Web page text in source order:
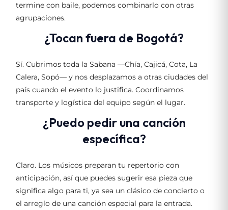
termine con baile, podemos combinarlo con otras
agrupaciones.
¿Tocan fuera de Bogotá?
Sí. Cubrimos toda la Sabana —Chía, Cajicá, Cota, La
Calera, Sopó— y nos desplazamos a otras ciudades del
país cuando el evento lo justifica. Coordinamos
transporte y logística del equipo según el lugar.
¿Puedo pedir una canción
específica?
Claro. Los músicos preparan tu repertorio con
anticipación, así que puedes sugerir esa pieza que
significa algo para ti, ya sea un clásico de concierto o
el arreglo de una canción especial para la entrada.